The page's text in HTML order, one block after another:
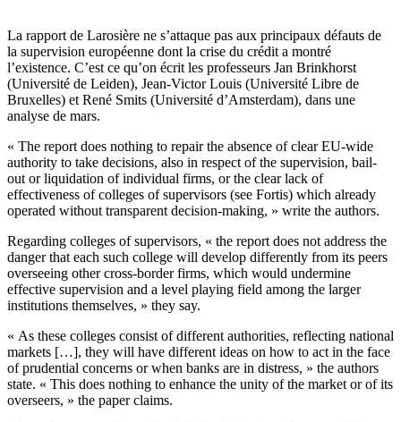
La rapport de Larosière ne s’attaque pas aux principaux défauts de
la supervision européenne dont la crise du crédit a montré
l’existence. C’est ce qu’on écrit les professeurs Jan Brinkhorst
(Université de Leiden), Jean-Victor Louis (Université Libre de
Bruxelles) et René Smits (Université d’Amsterdam), dans une
analyse de mars.
« The report does nothing to repair the absence of clear EU-wide
authority to take decisions, also in respect of the supervision, bail-
out or liquidation of individual firms, or the clear lack of
effectiveness of colleges of supervisors (see Fortis) which already
operated without transparent decision-making, » write the authors.
Regarding colleges of supervisors, « the report does not address the
danger that each such college will develop differently from its peers
overseeing other cross-border firms, which would undermine
effective supervision and a level playing field among the larger
institutions themselves, » they say.
« As these colleges consist of different authorities, reflecting national
markets […], they will have different ideas on how to act in the face
of prudential concerns or when banks are in distress, » the authors
state. « This does nothing to enhance the unity of the market or of its
overseers, » the paper claims.